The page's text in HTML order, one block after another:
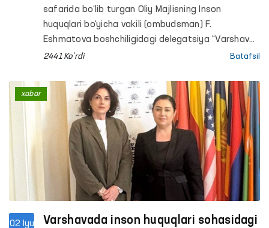
safarida bo‘lib turgan Oliy Majlisning Inson
huquqlari bo‘yicha vakili (ombudsman) F.
Eshmatova boshchiligidagi delegatsiya “Varshava-
Byalolenka” tergov hibsxonasi faoliyati bilan
2441 Ko'rdi Batafsil
02 Iyu
Varshavada inson huquqlari sohasidagi
xabar